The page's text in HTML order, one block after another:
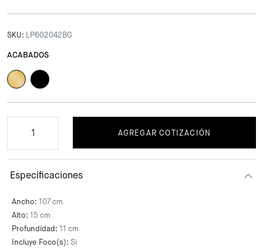
SKU: LP602042BG
ACABADOS
AGREGAR COTIZACIÓN
Especificaciones
Ancho: 107 cm
Alto: 15 cm
Profundidad: 11 cm
Incluye Foco(s): Si